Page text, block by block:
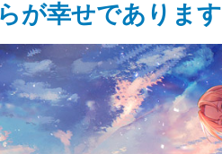
が幸せであります